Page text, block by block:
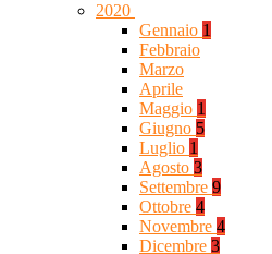
2020
Gennaio 1
Febbraio
Marzo
Aprile
Maggio 1
Giugno 5
Luglio 1
Agosto 3
Settembre 9
Ottobre 4
Novembre 4
Dicembre 3